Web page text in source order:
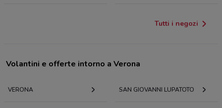
Tutti i negozi
Volantini e offerte intorno a Verona
VERONA SAN GIOVANNI LUPATOTO